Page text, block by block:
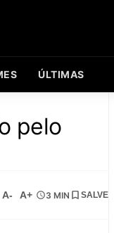
ÚLTIMAS
pelo
A- A+ 3 MIN SALVE